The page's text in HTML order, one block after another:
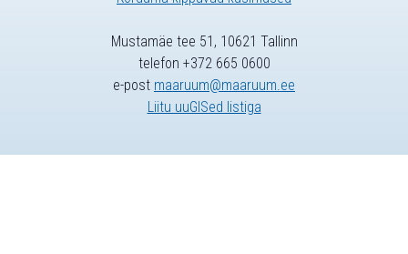
Mustamäe tee 51, 10621 Tallinn
telefon +372 665 0600
e-post maaruum@maaruum.ee
Liitu uuGISed listiga